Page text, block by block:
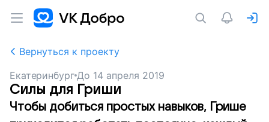
Вернуться к проекту
Екатеринбург До 14 апреля 2019
Силы для Гриши
Чтобы добиться простых навыков, Грише